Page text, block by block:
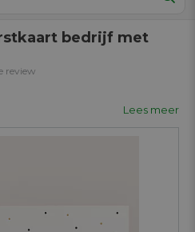
bedrijf met
review
Lees meer